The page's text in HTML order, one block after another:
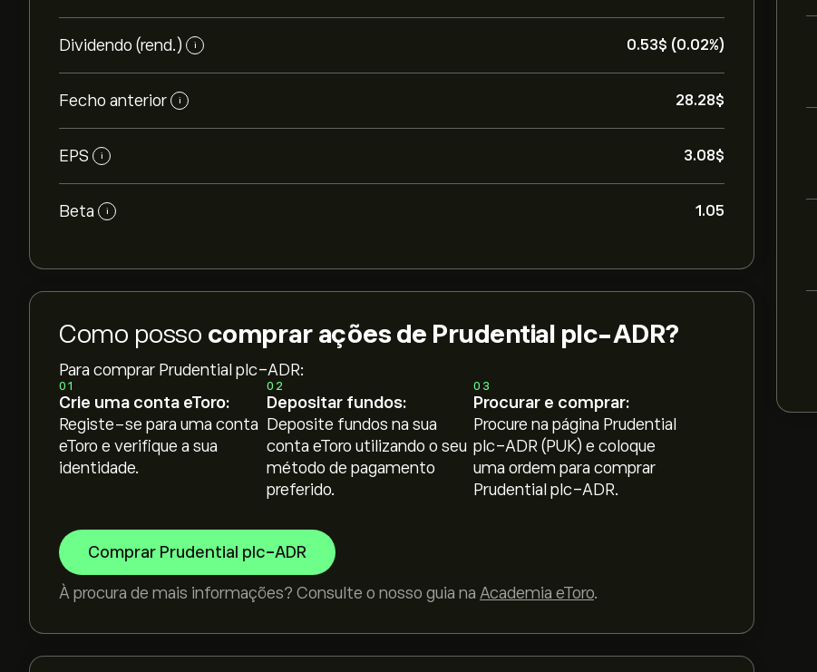
Dividendo (rend.) i 0.53‎$‎ (0.02%)
Fecho anterior i 28.28‎$‎
EPS i 3.08‎$‎
Beta i 1.05
Como posso comprar ações de Prudential plc-ADR?
Para comprar Prudential plc-ADR:
01
Crie uma conta eToro:
Registe-se para uma conta
eToro e verifique a sua
identidade.
02
Depositar fundos:
Deposite fundos na sua
conta eToro utilizando o seu
método de pagamento
preferido.
03
Procurar e comprar:
Procure na página Prudential
plc-ADR (PUK) e coloque
uma ordem para comprar
Prudential plc-ADR.
Comprar Prudential plc-ADR
À procura de mais informações? Consulte o nosso guia na Academia eToro.